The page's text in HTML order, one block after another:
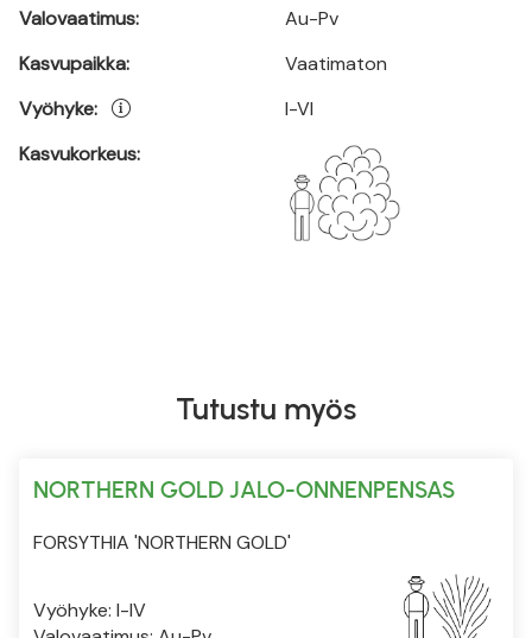
Valovaatimus:
Kasvupaikka:
Vyöhyke:
Kasvukorkeus:
Au-Pv
Vaatimaton
I-VI
Tutustu myös
NORTHERN GOLD JALO-ONNENPENSAS
FORSYTHIA 'NORTHERN GOLD'
Vyöhyke: I-IV